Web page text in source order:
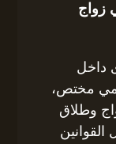
زواج
داخل
مختص،
وطلاق